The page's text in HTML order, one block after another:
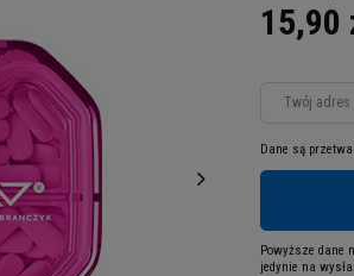
15,90
Twój adres
Dane są
Powyższe dane
jedynie na